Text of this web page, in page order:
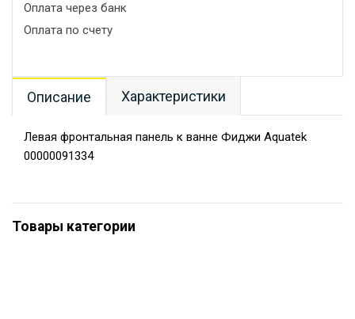
Оплата через банк
Оплата по счету
Описание Характеристики
Левая фронтальная панель к ванне Фиджи Aquatek
00000091334
Товары категории